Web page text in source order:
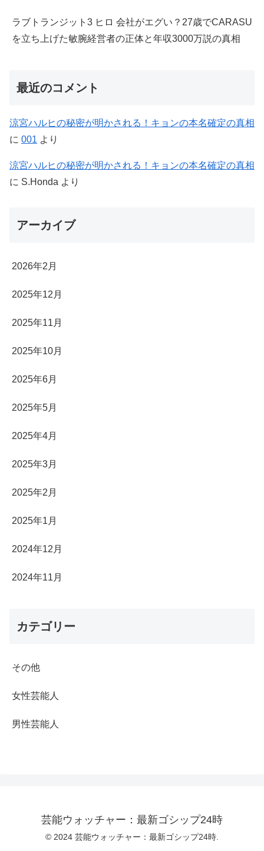
ラブトランジット3 ヒロ 会社がエグい？27歳でCARASU
を立ち上げた敏腕経営者の正体と年収3000万説の真相
最近のコメント
涼宮ハルヒの秘密が明かされる！キョンの本名確定の真相
に 001 より
涼宮ハルヒの秘密が明かされる！キョンの本名確定の真相
に S.Honda より
アーカイブ
2026年2月
2025年12月
2025年11月
2025年10月
2025年6月
2025年5月
2025年4月
2025年3月
2025年2月
2025年1月
2024年12月
2024年11月
カテゴリー
その他
女性芸能人
男性芸能人
芸能ウォッチャー：最新ゴシップ24時
© 2024 芸能ウォッチャー：最新ゴシップ24時.